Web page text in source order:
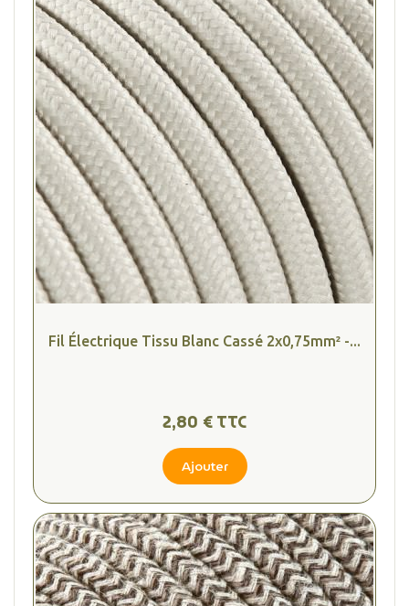
Fil Électrique Tissu Blanc Cassé 2x0,75mm² -...
2,80 € TTC
Ajouter